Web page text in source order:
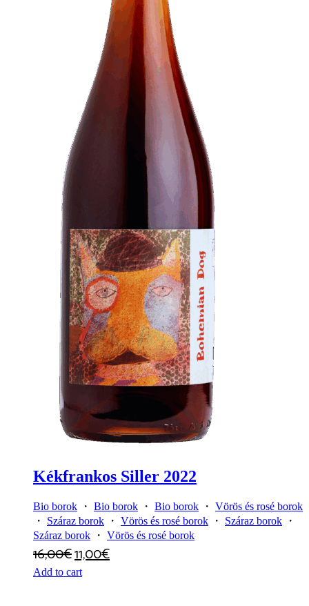
Kékfrankos Siller 2022
Bio borok ・ Bio borok ・ Bio borok ・ Vörös és rosé borok
・ Száraz borok ・ Vörös és rosé borok ・ Száraz borok ・
Száraz borok ・ Vörös és rosé borok
16,00€11,00€
Add to cart